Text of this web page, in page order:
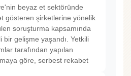
beyaz et sektöründe
gösteren şirketlerine yönelik
soruşturma kapsamında
bir gelişme yaşandı. Yetkili
tarafından yapılan
göre, serbest rekabet